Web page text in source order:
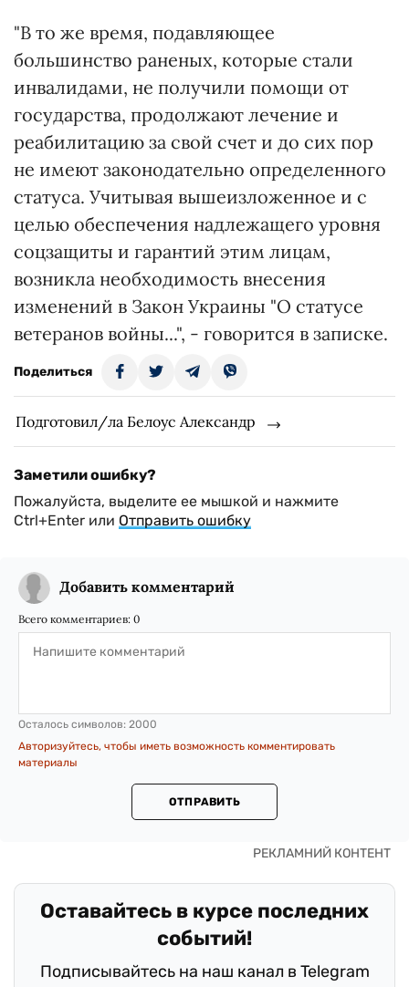
"В то же время, подавляющее
большинство раненых, которые стали
инвалидами, не получили помощи от
государства, продолжают лечение и
реабилитацию за свой счет и до сих пор
не имеют законодательно определенного
статуса. Учитывая вышеизложенное и с
целью обеспечения надлежащего уровня
соцзащиты и гарантий этим лицам,
возникла необходимость внесения
изменений в Закон Украины "О статусе
ветеранов войны...", - говорится в записке.
Поделиться
Подготовил/ла Белоус Александр
Заметили ошибку?
Пожалуйста, выделите ее мышкой и нажмите
Ctrl+Enter или Отправить ошибку
Добавить комментарий
Всего комментариев: 0
Осталось символов: 2000
Авторизуйтесь, чтобы иметь возможность комментировать
материалы
ОТПРАВИТЬ
Оставайтесь в курсе последних
событий!
Подписывайтесь на наш канал в Telegram